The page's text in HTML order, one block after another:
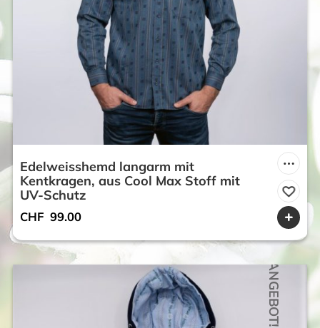
Edelweisshemd langarm mit
Kentkragen, aus Cool Max Stoff mit
UV-Schutz
CHF 99.00
ANGEBOT!